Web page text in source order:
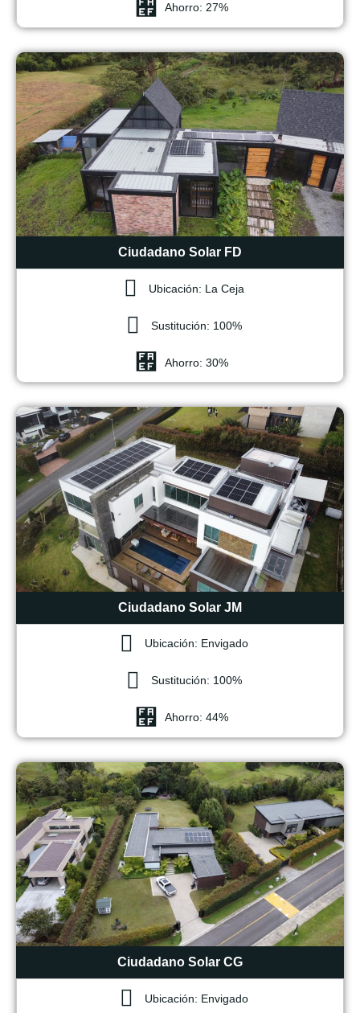
Ahorro: 27%
Ciudadano Solar FD
Ubicación: La Ceja
Sustitución: 100%
Ahorro: 30%
Ciudadano Solar JM
Ubicación: Envigado
Sustitución: 100%
Ahorro: 44%
Ciudadano Solar CG
Ubicación: Envigado